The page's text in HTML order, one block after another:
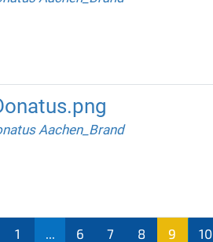
Aachen_Brand
1 6 7 8
9
10